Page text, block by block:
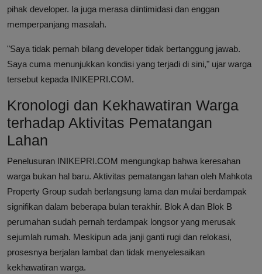
pihak developer. Ia juga merasa diintimidasi dan enggan
memperpanjang masalah.
"Saya tidak pernah bilang developer tidak bertanggung jawab.
Saya cuma menunjukkan kondisi yang terjadi di sini," ujar warga
tersebut kepada INIKEPRI.COM.
Kronologi dan Kekhawatiran Warga
terhadap Aktivitas Pematangan
Lahan
Penelusuran INIKEPRI.COM mengungkap bahwa keresahan
warga bukan hal baru. Aktivitas pematangan lahan oleh Mahkota
Property Group sudah berlangsung lama dan mulai berdampak
signifikan dalam beberapa bulan terakhir. Blok A dan Blok B
perumahan sudah pernah terdampak longsor yang merusak
sejumlah rumah. Meskipun ada janji ganti rugi dan relokasi,
prosesnya berjalan lambat dan tidak menyelesaikan
kekhawatiran warga.